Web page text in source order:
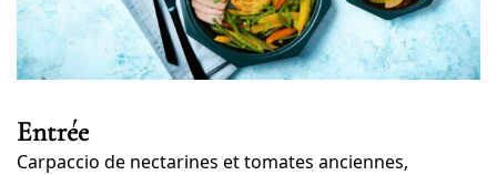
Entrée
Carpaccio de nectarines et tomates anciennes,